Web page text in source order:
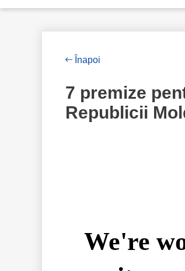
Înapoi
7 premize
Republicii